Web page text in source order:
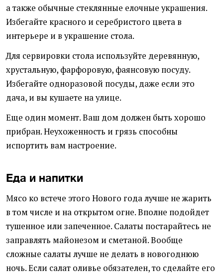
а также обычные стеклянные елочные украшения.
Избегайте красного и серебристого цвета в
интерьере и в украшение стола.
Для сервировки стола используйте деревянную,
хрустальную, фарфоровую, фаянсовую посуду.
Избегайте одноразовой посуды, даже если это
дача, и вы кушаете на улице.
Еще один момент. Ваш дом должен быть хорошо
прибран. Неухоженность и грязь способны
испортить вам настроение.
Еда и напитки
Мясо ко встече этого Нового года лучше не жарить
в том числе и на открытом огне. Вполне подойдет
тушенное или запеченное. Салаты постарайтесь не
заправлять майонезом и сметаной. Вообще
сложные салаты лучше не делать в новогоднюю
ночь. Если салат оливье обязателен, то сделайте его